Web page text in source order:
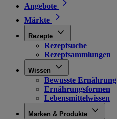
Angebote
Märkte
Rezepte
Rezeptsuche
Rezeptsammlungen
Wissen
Bewusste Ernährung
Ernährungsformen
Lebensmittelwissen
Marken & Produkte